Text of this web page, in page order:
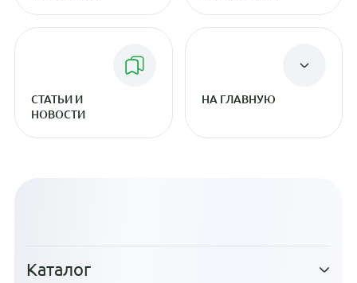
СТАТЬИ И
НОВОСТИ
НА ГЛАВНУЮ
Каталог